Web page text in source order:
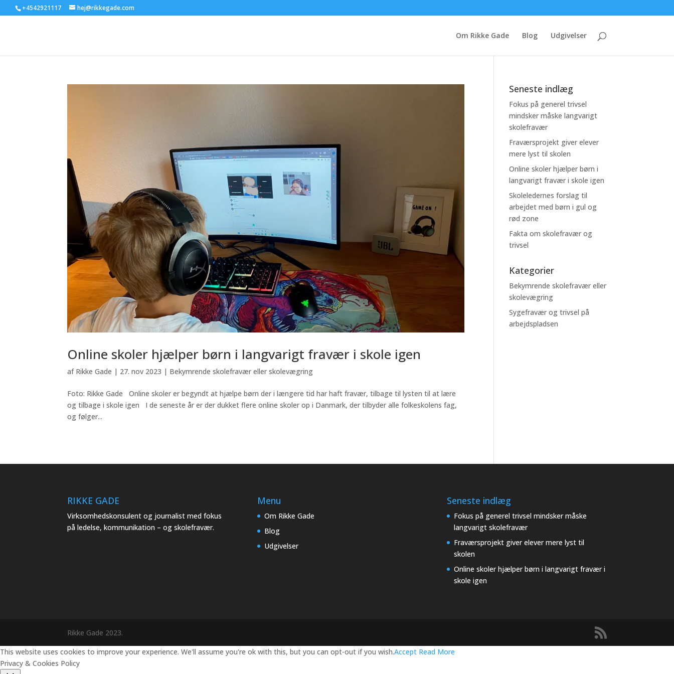
+4542921117 hej@rikkegade.com
Om Rikke Gade Blog Udgivelser
Online skoler hjælper børn i langvarigt fravær i skole igen
af Rikke Gade | 27. nov 2023 | Bekymrende skolefravær eller skolevægring
Foto: Rikke Gade Online skoler er begyndt at hjælpe børn der i længere tid har haft fravær, tilbage til lysten til at lære
og tilbage i skole igen I de seneste år er der dukket flere online skoler op i Danmark, der tilbyder alle folkeskolens fag,
og følger...
Seneste indlæg
Fokus på generel trivsel
mindsker måske langvarigt
skolefravær
Fraværsprojekt giver elever
mere lyst til skolen
Online skoler hjælper børn i
langvarigt fravær i skole igen
Skoleledernes forslag til
arbejdet med børn i gul og
rød zone
Fakta om skolefravær og
trivsel
Kategorier
Bekymrende skolefravær eller
skolevægring
Sygefravær og trivsel på
arbejdspladsen
RIKKE GADE
Virksomhedskonsulent og journalist med fokus
på ledelse, kommunikation – og skolefravær.
Menu
Om Rikke Gade
Blog
Udgivelser
Seneste indlæg
Fokus på generel trivsel mindsker måske
langvarigt skolefravær
Fraværsprojekt giver elever mere lyst til
skolen
Online skoler hjælper børn i langvarigt fravær i
skole igen
Rikke Gade 2023.
This website uses cookies to improve your experience. We'll assume you're ok with this, but you can opt-out if you wish.Accept Read More
Privacy & Cookies Policy